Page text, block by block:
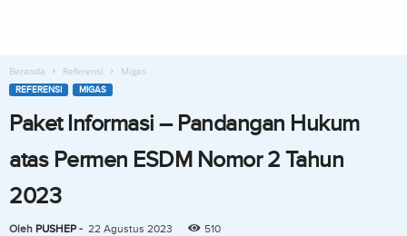
Beranda Referensi Migas
REFERENSI MIGAS
Paket Informasi – Pandangan Hukum
atas Permen ESDM Nomor 2 Tahun
2023
Oleh PUSHEP - 22 Agustus 2023 510